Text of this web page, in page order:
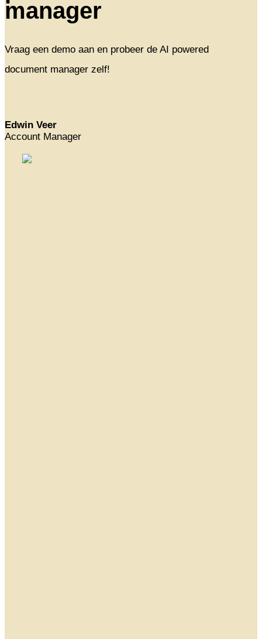
manager
Vraag een demo aan en probeer de AI powered
document manager zelf!
Edwin Veer
Account Manager